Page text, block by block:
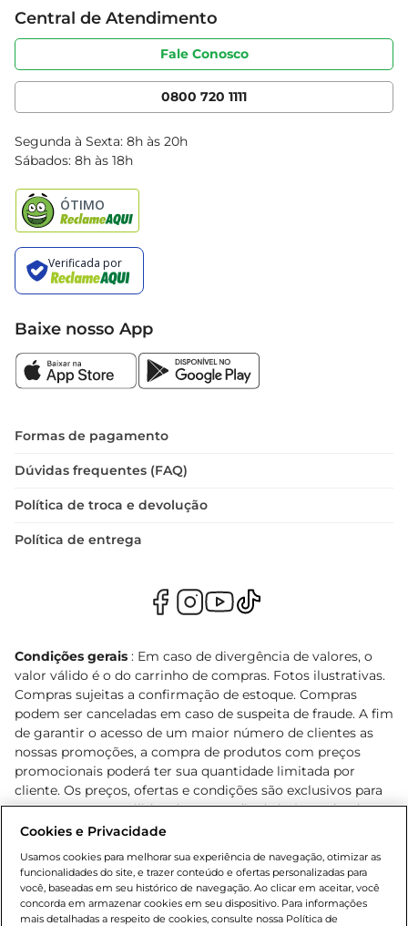
Sobre privacidade
Portal do fornecedor
Cencosud Media
Produtos Bretas
Código de ética
Serviços
Clube Bretas
Blog Bretas
Black Friday
Central de Atendimento
Fale Conosco
0800 720 1111
Segunda à Sexta: 8h às 20h
Sábados: 8h às 18h
Baixe nosso App
Formas de pagamento
Dúvidas frequentes (FAQ)
Política de troca e devolução
Política de entrega
Condições gerais : Em caso de divergência de valores, o
valor válido é o do carrinho de compras. Fotos ilustrativas.
Compras sujeitas a confirmação de estoque. Compras
podem ser canceladas em caso de suspeita de fraude. A fim
de garantir o acesso de um maior número de clientes as
nossas promoções, a compra de produtos com preços
promocionais poderá ter sua quantidade limitada por
cliente. Os preços, ofertas e condições são exclusivos para
o e-commerce e válidos durante o dia de hoje, podendo
sofrer alterações sem prévia notificação. Proibida a venda
Lei n.º 8069/90, art. 81, inciso II (Estatuto da Criança e do
Adolescente). Preços e condições exclusivos para o
www.bretas.com.br, podendo sofrer alterações sem aviso
Cookies e Privacidade
Usamos cookies para melhorar sua experiência de navegação, otimizar as
funcionalidades do site, e trazer conteúdo e ofertas personalizadas para
você, baseadas em seu histórico de navegação. Ao clicar em aceitar, você
concorda em armazenar cookies em seu dispositivo. Para informações
mais detalhadas a respeito de cookies, consulte nossa Política de